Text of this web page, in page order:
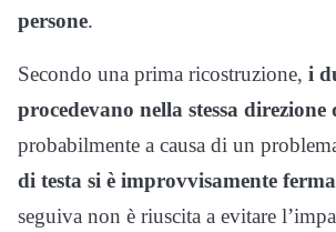
persone.
Secondo una prima ricostruzione, i
procedevano nella stessa direzione
probabilmente a causa di un
di testa si è improvvisamente
seguiva non è riuscita a evitare